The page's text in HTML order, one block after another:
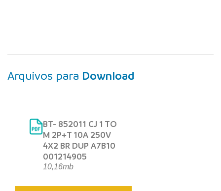
Arquivos para Download
BT- 852011 CJ 1 TO
M 2P+T 10A 250V
4X2 BR DUP A7B10
001214905
10,16mb